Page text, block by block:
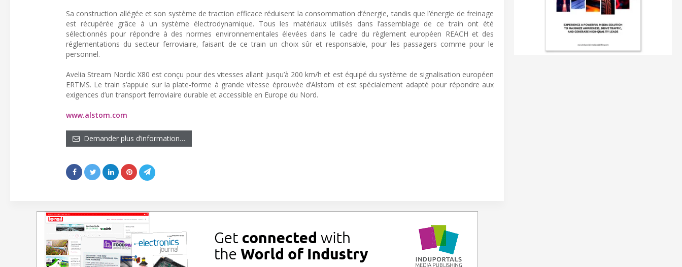
Sa construction allégée et son système de traction efficace réduisent la consommation d’énergie, tandis que l’énergie de freinage
est récupérée grâce à un système électrodynamique. Tous les matériaux utilisés dans l’assemblage de ce train ont été
sélectionnés pour répondre à des normes environnementales élevées dans le cadre du règlement européen REACH et des
réglementations du secteur ferroviaire, faisant de ce train un choix sûr et responsable, pour les passagers comme pour le
personnel.
Avelia Stream Nordic X80 est conçu pour des vitesses allant jusqu’à 200 km/h et est équipé du système de signalisation européen
ERTMS. Le train s’appuie sur la plate-forme à grande vitesse éprouvée d’Alstom et est spécialement adapté pour répondre aux
exigences d’un transport ferroviaire durable et accessible en Europe du Nord.
www.alstom.com
Demander plus d’information…